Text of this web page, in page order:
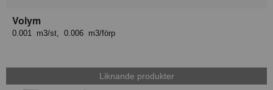
Volym
0.001 m3/st, 0.006 m3/förp
Liknande produkter